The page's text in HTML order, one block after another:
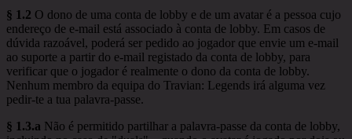
§ 1.2 O dono de uma conta de lobby e de um avatar é a pessoa cujo
endereço de e-mail está associado à conta de lobby. Em casos de
dúvida razoável, poderá ser pedido ao jogador que envie um e-mail
ao suporte a partir do e-mail registado da conta de lobby, para
verificar que o jogador é realmente o dono da conta de lobby.
Nenhum membro da equipa do Travian: Legends irá alguma vez
pedir-te a tua palavra-passe.
§ 1.3.a Não é permitido partilhar a palavra-passe da conta de lobby,